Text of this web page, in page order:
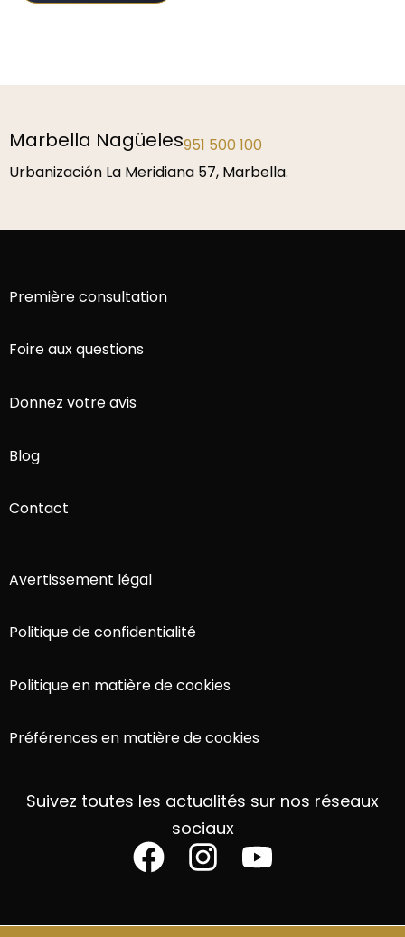
Marbella Nagüeles951 500 100
Urbanización La Meridiana 57, Marbella.
Première consultation
Foire aux questions
Donnez votre avis
Blog
Contact
Avertissement légal
Politique de confidentialité
Politique en matière de cookies
Préférences en matière de cookies
Suivez toutes les actualités sur nos réseaux
sociaux